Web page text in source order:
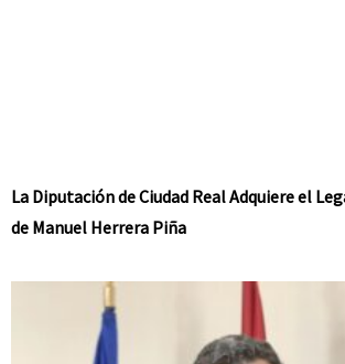
La Diputación de Ciudad Real Adquiere el
de Manuel Herrera Piña